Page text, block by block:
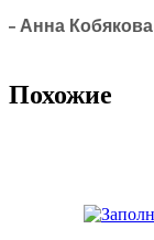
Кобякова
Похожие